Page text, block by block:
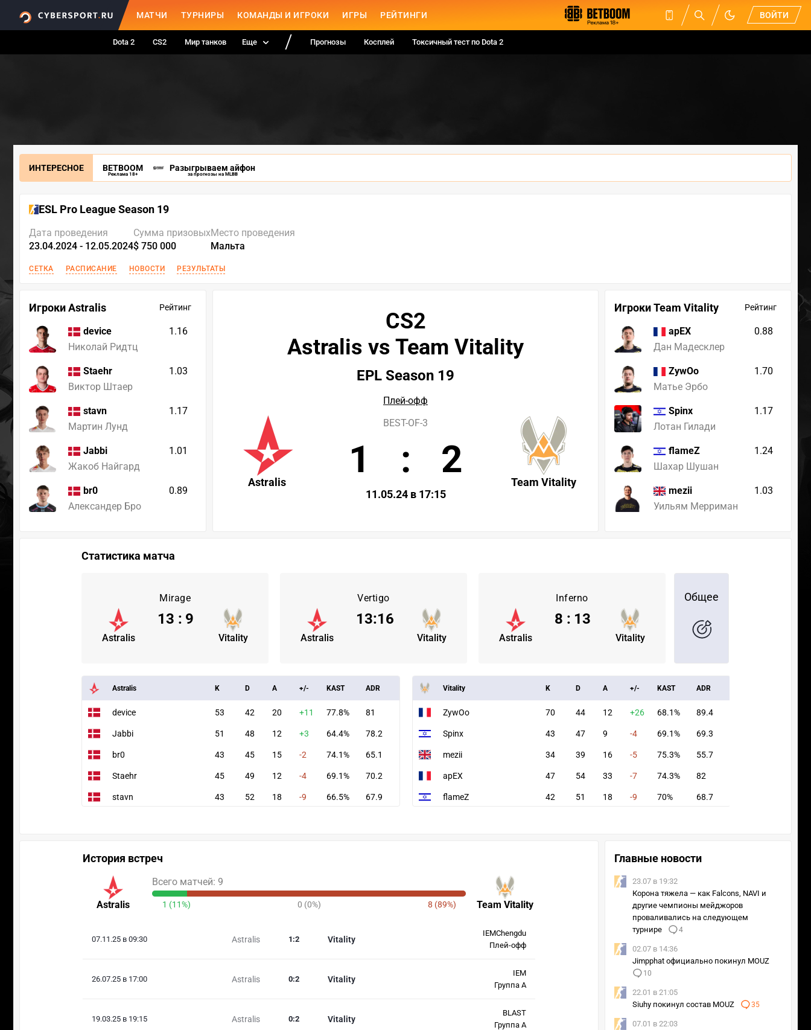
МАТЧИ ТУРНИРЫ КОМАНДЫ И ИГРОКИ ИГРЫ РЕЙТИНГИ ВОЙТИ
Dota 2 CS2 Мир танков Еще Прогнозы Косплей Токсичный тест по Dota 2
ИНТЕРЕСНОЕ BETBOOM
Реклама 18+
Разыгрываем айфон
за прогнозы на MLBB
ESL Pro League Season 19
Дата проведения
23.04.2024 - 12.05.2024
Сумма призовых
$ 750 000
Место проведения
Мальта
СЕТКА РАСПИСАНИЕ НОВОСТИ РЕЗУЛЬТАТЫ
Игроки Astralis Рейтинг
device
Николай Ридтц
1.16
Staehr
Виктор Штаер
1.03
stavn
Мартин Лунд
1.17
Jabbi
Жакоб Найгард
1.01
br0
Александер Бро
0.89
Игроки Team Vitality Рейтинг
apEX
Дан Мадесклер
0.88
ZywOo
Матье Эрбо
1.70
Spinx
Лотан Гилади
1.17
flameZ
Шахар Шушан
1.24
mezii
Уильям Мерриман
1.03
CS2
Astralis vs Team Vitality
EPL Season 19
Плей-офф
Astralis Team Vitality
BEST-OF-3
1 : 2
11.05.24 в 17:15
Статистика матча
Mirage
Astralis Vitality
13 : 9
Vertigo
Astralis Vitality
13:16
Inferno
Astralis Vitality
8 : 13
Общее
Astralis K D A +/- KAST ADR
device 53 42 20 +11 77.8% 81
Jabbi 51 48 12 +3 64.4% 78.2
br0 43 45 15 -2 74.1% 65.1
Staehr 45 49 12 -4 69.1% 70.2
stavn 43 52 18 -9 66.5% 67.9
Vitality K D A +/- KAST ADR
ZywOo 70 44 12 +26 68.1% 89.4
Spinx 43 47 9 -4 69.1% 69.3
mezii 34 39 16 -5 75.3% 55.7
apEX 47 54 33 -7 74.3% 82
flameZ 42 51 18 -9 70% 68.7
История встреч
Astralis Team Vitality
Всего матчей: 9
1 (11%) 0 (0%) 8 (89%)
07.11.25 в 09:30 Astralis Vitality
1 :2
IEMChengdu
Плей-офф
26.07.25 в 17:00 Astralis Vitality
0:2
IEM
Группа A
19.03.25 в 19:15 Astralis Vitality
0:2
BLAST
Группа А
Главные новости
23.07 в 19:32
Корона тяжела — как Falcons, NAVI и
другие чемпионы мейджоров
проваливались на следующем
турнире
4
02.07 в 14:36
Jimpphat официально покинул MOUZ
10
22.01 в 21:05
Siuhy покинул состав MOUZ
35
07.01 в 22:03